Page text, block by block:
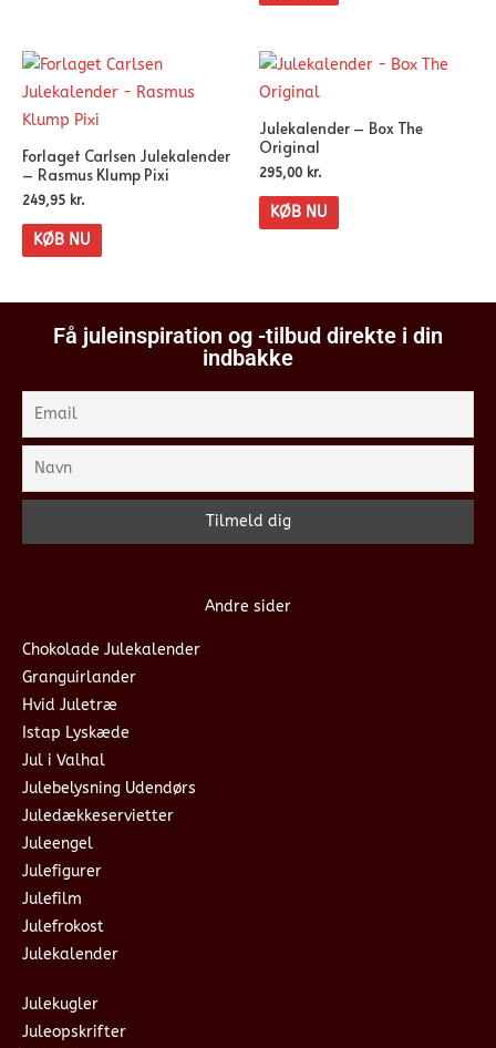
Forlaget Carlsen Julekalender
– Rasmus Klump Pixi
249,95 kr.
KØB NU
Julekalender – Box The
Original
295,00 kr.
KØB NU
Få juleinspiration og -tilbud direkte i din
indbakke
Andre sider
Chokolade Julekalender
Granguirlander
Hvid Juletræ
Istap Lyskæde
Jul i Valhal
Julebelysning Udendørs
Juledækkeservietter
Juleengel
Julefigurer
Julefilm
Julefrokost
Julekalender
Julekugler
Juleopskrifter